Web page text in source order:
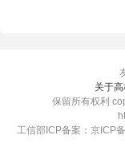
关于
保留所有权利
工信部ICP备案：京ICP